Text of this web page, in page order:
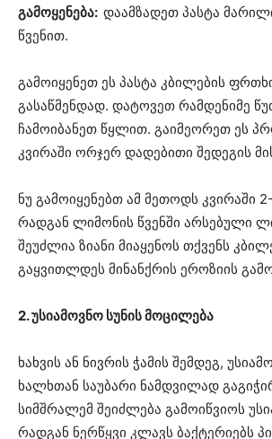
გამოყენება: დაამზადეთ პასტა
წვენით.
გამოიყენეთ ეს პასტა კბილების
გასაწმენდად. დატოვეთ რამდენიმე
ჩამოიბანეთ წყლით. გაიმეორეთ ეს
კვირაში ორჯერ დადებითი შედეგის
ნუ გამოიყენებთ ამ მეთოდს კვირაში
რადგან ლიმონის წვენში არსებული
შეუძლია ზიანი მიაყენოს თქვენს
გაყვითლდეს მინანქრის ეროზიის
2. უსიამოვნო სუნის მოცილება
ხახვის ან ნივრის ჭამის შემდეგ,
ხალხთან საუბარი ნამდვილად
სიმშრალემ შეიძლება გამოიწვიოს
რადგან ნერწყვი კლავს ბაქტერიებს